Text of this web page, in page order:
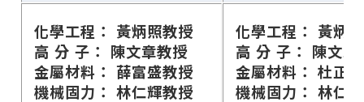
化學工程： 黃炳照教授
高 分 子： 陳文章教授
金屬材料： 薛富盛教授
機械固力： 林仁輝教授
化學工程： 黃炳
高 分 子： 陳文章
金屬材料： 杜正
機械固力： 林仁